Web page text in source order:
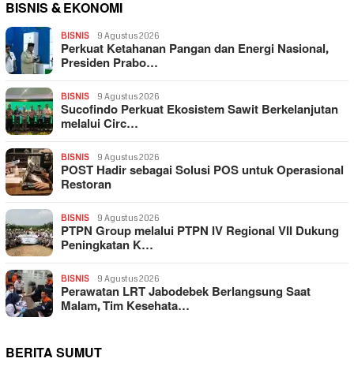
BISNIS & EKONOMI
BISNIS 9 Agustus 2026
Perkuat Ketahanan Pangan dan Energi Nasional,
Presiden Prabo…
BISNIS 9 Agustus 2026
Sucofindo Perkuat Ekosistem Sawit Berkelanjutan
melalui Circ…
BISNIS 9 Agustus 2026
POST Hadir sebagai Solusi POS untuk Operasional
Restoran
BISNIS 9 Agustus 2026
PTPN Group melalui PTPN IV Regional VII Dukung
Peningkatan K…
BISNIS 9 Agustus 2026
Perawatan LRT Jabodebek Berlangsung Saat
Malam, Tim Kesehata…
BERITA SUMUT